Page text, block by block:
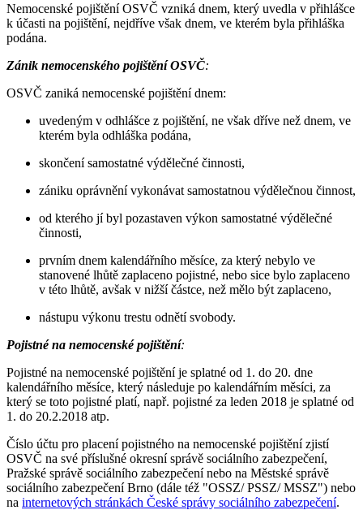
Nemocenské pojištění OSVČ vzniká dnem, který uvedla v přihlášce
k účasti na pojištění, nejdříve však dnem, ve kterém byla přihláška
podána.
Zánik nemocenského pojištění OSVČ:
OSVČ zaniká nemocenské pojištění dnem:
uvedeným v odhlášce z pojištění, ne však dříve než dnem, ve
kterém byla odhláška podána,
skončení samostatné výdělečné činnosti,
zániku oprávnění vykonávat samostatnou výdělečnou činnost,
od kterého jí byl pozastaven výkon samostatné výdělečné
činnosti,
prvním dnem kalendářního měsíce, za který nebylo ve
stanovené lhůtě zaplaceno pojistné, nebo sice bylo zaplaceno
v této lhůtě, avšak v nižší částce, než mělo být zaplaceno,
nástupu výkonu trestu odnětí svobody.
Pojistné na nemocenské pojištění:
Pojistné na nemocenské pojištění je splatné od 1. do 20. dne
kalendářního měsíce, který následuje po kalendářním měsíci, za
který se toto pojistné platí, např. pojistné za leden 2018 je splatné od
1. do 20.2.2018 atp.
Číslo účtu pro placení pojistného na nemocenské pojištění zjistí
OSVČ na své příslušné okresní správě sociálního zabezpečení,
Pražské správě sociálního zabezpečení nebo na Městské správě
sociálního zabezpečení Brno (dále též "OSSZ/ PSSZ/ MSSZ") nebo
na internetových stránkách České správy sociálního zabezpečení.